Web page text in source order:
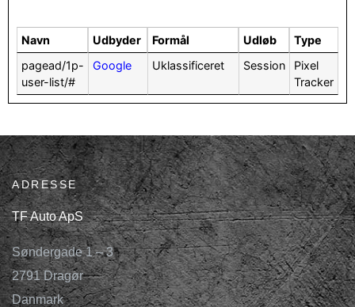
Navn Udbyder Formål Udløb
Type
pagead/1p-
user-list/#
Google Uklassificeret Session
Pixel
Tracker
ADRESSE
TF Auto ApS
Søndergade 1 – 3
2791 Dragør
Danmark